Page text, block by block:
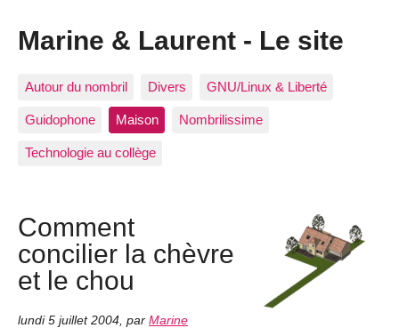
Marine & Laurent - Le site
Autour du nombril Divers GNU/Linux & Liberté
Guidophone Maison Nombrilissime
Technologie au collège
Comment
concilier la chèvre
et le chou
lundi 5 juillet 2004 par Marine